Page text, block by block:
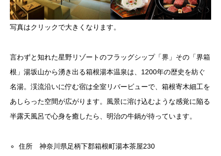
写真はクリックで大きくなります。
言わずと知れた星野リゾートのフラッグシップ「界」その「界箱
根」湯坂山から湧き出る箱根湯本温泉は、1200年の歴史を紡ぐ
名湯。渓流沿いに佇む宿は全室リバービューで、箱根寄木細工を
あしらった空間が広がります。風景に溶け込むような感覚に陥る
半露天風呂で心身を癒したら、明治の牛鍋が待っています。
住所 神奈川県足柄下郡箱根町湯本茶屋230